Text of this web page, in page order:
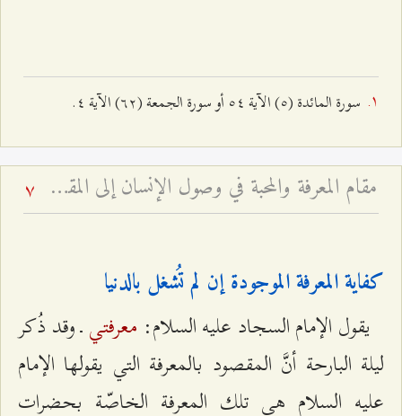
سورة المائدة (٥) الآية ٥٤ أو سورة الجمعة (٦٢) الآية ٤.
مقام المعرفة والمحبة في وصول الإنسان إلى المقصد - لماذا الحب شفيع الإنسان إلى الله لا العبادة؟ 7
كفاية المعرفة الموجودة إن لم تُشغل بالدنيا
يقول الإمام السجاد عليه السلام: معرفتيـ وقد ذُكر
ليلة البارحة أنَّ المقصود بالمعرفة التي يقولها الإمام
عليه السلام هي تلك المعرفة الخاصّة بحضرات